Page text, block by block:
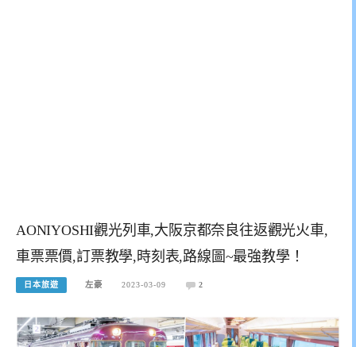
AONIYOSHI觀光列車,大阪京都奈良往返觀光火車,
車票票價,訂票教學,時刻表,路線圖~最強教學！
日本旅遊 左豪 2023-03-09 2